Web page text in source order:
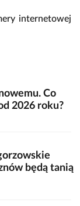
internetowej
Co
2026 roku?
będą tanią